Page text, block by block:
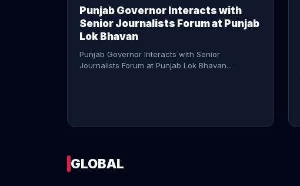
Punjab Governor Interacts with
Senior Journalists Forum at Punjab
Lok Bhavan
Punjab Governor Interacts with Senior
Journalists Forum at Punjab Lok Bhavan...
GLOBAL